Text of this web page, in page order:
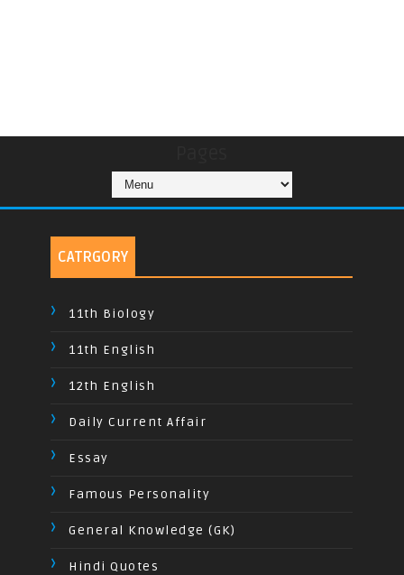
CATRGORY
11th Biology
11th English
12th English
Daily Current Affair
Essay
Famous Personality
General Knowledge (GK)
Hindi Quotes